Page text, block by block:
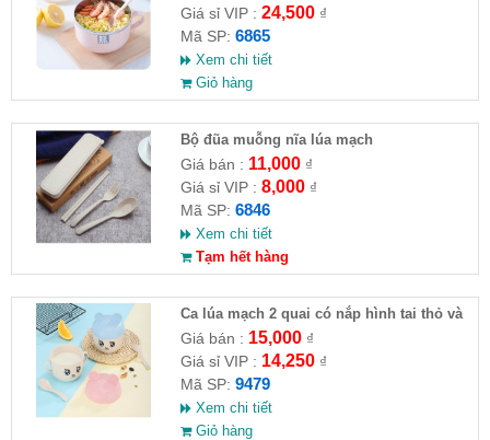
Giá sỉ VIP : 24,500₫
Mã SP: 6865
Xem chi tiết
Giỏ hàng
Bộ đũa muỗng nĩa lúa mạch
Giá bán : 11,000₫
Giá sỉ VIP : 8,000₫
Mã SP: 6846
Xem chi tiết
Tạm hết hàng
Ca lúa mạch 2 quai có nắp hình tai thỏ và
tròn có kèm muỗng 12x11.7cm
Giá bán : 15,000₫
Giá sỉ VIP : 14,250₫
Mã SP: 9479
Xem chi tiết
Giỏ hàng